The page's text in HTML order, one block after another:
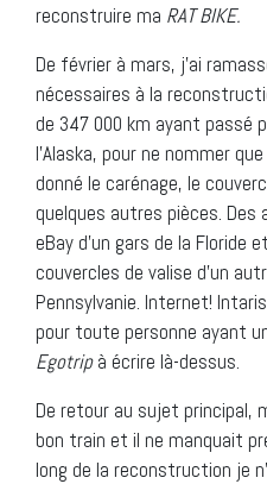
reconstruire ma RAT BIKE.
De février à mars, j’ai
nécessaires à la
de 347 000 km ayant passé
l’Alaska, pour ne nommer
donné le carénage, le
quelques autres pièces.
eBay d’un gars de la Floride
couvercles de valise d’un
Pennsylvanie. Internet!
pour toute personne ayant
Egotripà écrire là-dessus.
De retour au sujet principal,
bon train et il ne manquait
long de la reconstruction je